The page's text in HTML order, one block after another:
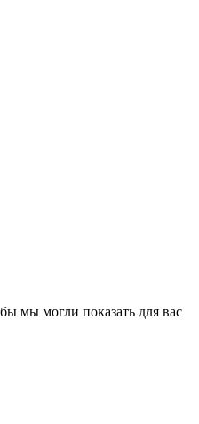
мы могли показать для вас